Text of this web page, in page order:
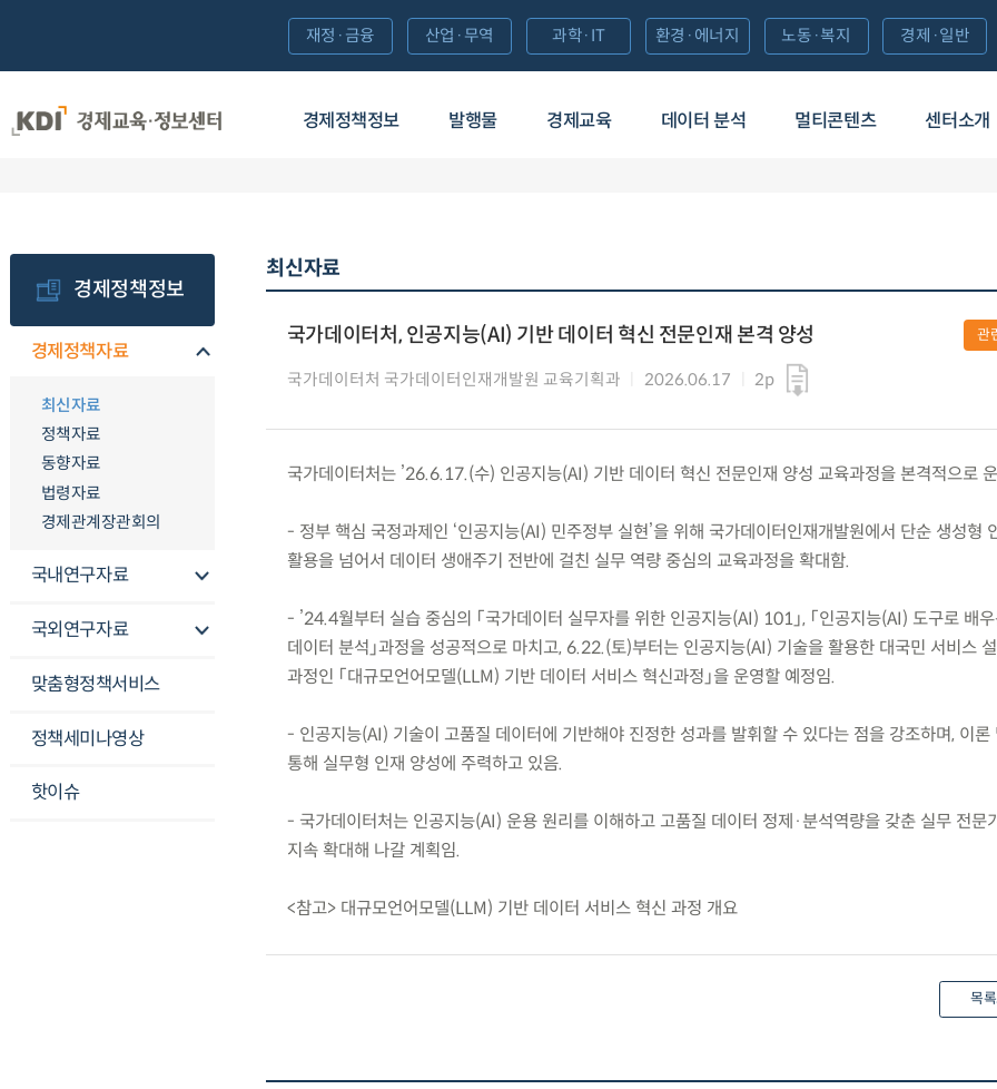
경제정책정보 발행물 경제교육 데이터 분석 멀티콘텐츠 센터소개
재정·금융 산업·무역 과학·IT 환경·에너지 노동·복지 경제·일반
경제정책정보
경제정책자료
최신자료
정책자료
동향자료
법령자료
경제관계장관회의
국내연구자료
국외연구자료
맞춤형정책서비스
정책세미나영상
핫이슈
최신자료
국가데이터처, 인공지능(AI) 기반 데이터 혁신 전문인재 본격 양성
국가데이터처 국가데이터인재개발원 교육기획과 2026.06.17 2p
관
국가데이터처는 ’26.6.17.(수) 인공지능(AI) 기반 데이터 혁신 전문인재 양성 교육과정을 본격적으로
- 정부 핵심 국정과제인 ‘인공지능(AI) 민주정부 실현’을 위해 국가데이터인재개발원에서 단순 생성형
활용을 넘어서 데이터 생애주기 전반에 걸친 실무 역량 중심의 교육과정을 확대함.
- ’24.4월부터 실습 중심의 「국가데이터 실무자를 위한 인공지능(AI) 101」, 「인공지능(AI) 도구로 배
데이터 분석」과정을 성공적으로 마치고, 6.22.(토)부터는 인공지능(AI) 기술을 활용한 대국민 서비스
과정인 「대규모언어모델(LLM) 기반 데이터 서비스 혁신과정」을 운영할 예정임.
- 인공지능(AI) 기술이 고품질 데이터에 기반해야 진정한 성과를 발휘할 수 있다는 점을 강조하며, 이론
통해 실무형 인재 양성에 주력하고 있음.
- 국가데이터처는 인공지능(AI) 운용 원리를 이해하고 고품질 데이터 정제·분석역량을 갖춘 실무 전문
지속 확대해 나갈 계획임.
<참고> 대규모언어모델(LLM) 기반 데이터 서비스 혁신 과정 개요
목록